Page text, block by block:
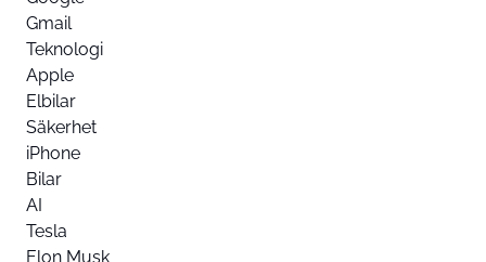
Gmail
Teknologi
Apple
Elbilar
Säkerhet
iPhone
Bilar
AI
Tesla
Elon Musk